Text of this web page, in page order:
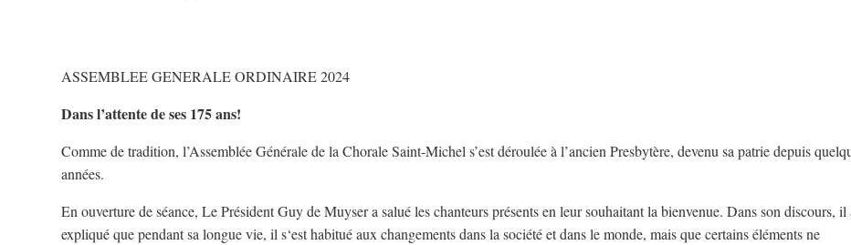
ASSEMBLEE GENERALE ORDINAIRE 2024
Dans l’attente de ses 175 ans!
Comme de tradition, l’Assemblée Générale de la Chorale Saint-Michel s’est déroulée à l’ancien Presbytère, devenu sa patrie depuis
années.
En ouverture de séance, Le Président Guy de Muyser a salué les chanteurs présents en leur souhaitant la bienvenue. Dans son discours, il
expliqué que pendant sa longue vie, il s‘est habitué aux changements dans la société et dans le monde, mais que certains éléments ne